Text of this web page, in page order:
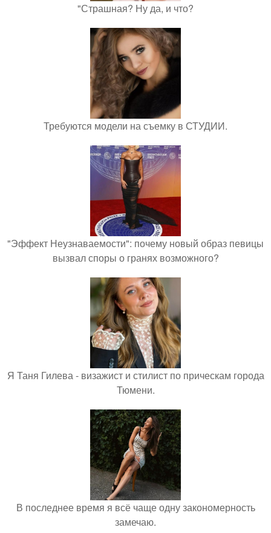
"Страшная? Ну да, и что?
Требуются модели на съемку в СТУДИИ.
"Эффект Неузнаваемости": почему новый образ певицы
вызвал споры о гранях возможного?
Я Таня Гилева - визажист и стилист по прическам города
Тюмени.
В последнее время я всё чаще одну закономерность
замечаю.